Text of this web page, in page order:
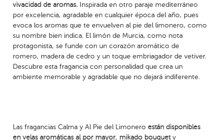
vivacidad de aromas. Inspirada en otro paraje mediterráneo
por excelencia, agradable en cualquier época del año, pues
evoca los aromas que te envuelven al pie del limonero, como
su nombre bien indica. El limón de Murcia, como nota
protagonista, se funde con un corazón aromático de
romero, madera de cedro y un toque embriagador de vetiver.
Descubre esta fragancia con personalidad que crea un
ambiente memorable y agradable que no dejará indiferente.
Las fragancias Calma y Al Pie del Limoneroestán disponibles
en velas aromáticas al por mayor, mikado bouquety